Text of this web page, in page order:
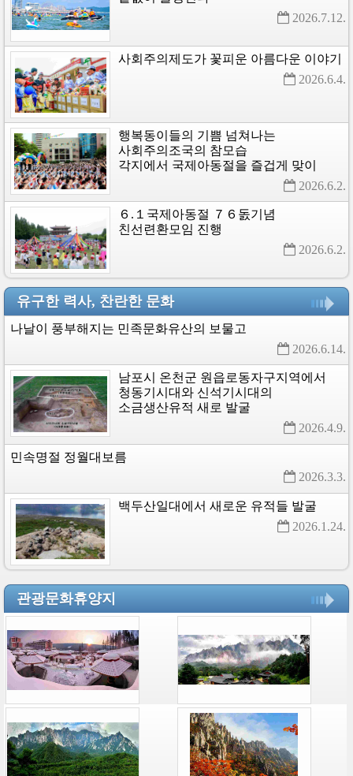
2026.7.12.
사회주의제도가 꽃피운 아름다운 이야기
2026.6.4.
행복동이들의 기쁨 넘쳐나는
사회주의조국의 참모습
각지에서 국제아동절을 즐겁게 맞이
2026.6.2.
６.１국제아동절 ７６돐기념
친선련환모임 진행
2026.6.2.
유구한 력사, 찬란한 문화
나날이 풍부해지는 민족문화유산의
보물고
2026.6.14.
남포시 온천군 원읍로동자구지역에서
청동기시대와 신석기시대의
소금생산유적 새로 발굴
2026.4.9.
민속명절 정월대보름
2026.3.3.
백두산일대에서 새로운 유적들 발굴
2026.1.24.
관광문화휴양지